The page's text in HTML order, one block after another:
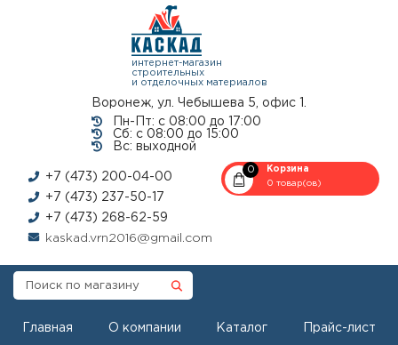
интернет-магазин
строительных
и отделочных материалов
Воронеж, ул. Чебышева 5, офис 1.
Пн-Пт: с 08:00 до 17:00
Сб: с 08:00 до 15:00
Вс: выходной
+7 (473) 200-04-00
+7 (473) 237-50-17
+7 (473) 268-62-59
kaskad.vrn2016@gmail.com
0
Корзина
0 товар(ов)
Главная О компании Каталог Прайс-лист